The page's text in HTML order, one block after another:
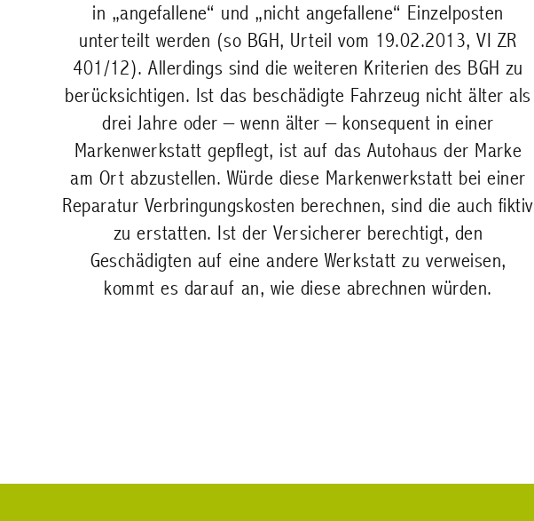
in „angefallene“ und „nicht angefallene“ Einzelposten
unterteilt werden (so BGH, Urteil vom 19.02.2013, VI ZR
401/12). Allerdings sind die weiteren Kriterien des BGH zu
berücksichtigen. Ist das beschädigte Fahrzeug nicht älter als
drei Jahre oder – wenn älter – konsequent in einer
Markenwerkstatt gepflegt, ist auf das Autohaus der Marke
am Ort abzustellen. Würde diese Markenwerkstatt bei einer
Reparatur Verbringungskosten berechnen, sind die auch fiktiv
zu erstatten. Ist der Versicherer berechtigt, den
Geschädigten auf eine andere Werkstatt zu verweisen,
kommt es darauf an, wie diese abrechnen würden.